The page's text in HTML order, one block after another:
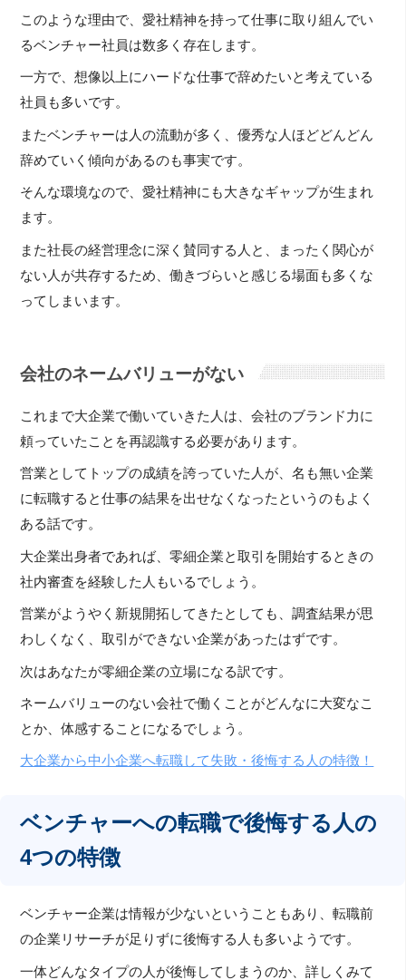
このような理由で、愛社精神を持って仕事に取り組んでい
るベンチャー社員は数多く存在します。
一方で、想像以上にハードな仕事で辞めたいと考えている
社員も多いです。
またベンチャーは人の流動が多く、優秀な人ほどどんどん
辞めていく傾向があるのも事実です。
そんな環境なので、愛社精神にも大きなギャップが生まれ
ます。
また社長の経営理念に深く賛同する人と、まったく関心が
ない人が共存するため、働きづらいと感じる場面も多くな
ってしまいます。
会社のネームバリューがない
これまで大企業で働いていきた人は、会社のブランド力に
頼っていたことを再認識する必要があります。
営業としてトップの成績を誇っていた人が、名も無い企業
に転職すると仕事の結果を出せなくなったというのもよく
ある話です。
大企業出身者であれば、零細企業と取引を開始するときの
社内審査を経験した人もいるでしょう。
営業がようやく新規開拓してきたとしても、調査結果が思
わしくなく、取引ができない企業があったはずです。
次はあなたが零細企業の立場になる訳です。
ネームバリューのない会社で働くことがどんなに大変なこ
とか、体感することになるでしょう。
大企業から中小企業へ転職して失敗・後悔する人の特徴！
ベンチャーへの転職で後悔する人の
4つの特徴
ベンチャー企業は情報が少ないということもあり、転職前
の企業リサーチが足りずに後悔する人も多いようです。
一体どんなタイプの人が後悔してしまうのか、詳しくみて